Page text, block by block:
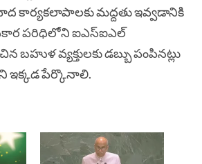
కార్యకలాపాలకు మద్దతు ఇవ్వడానికి
పరిధిలోని ఐఎస్ఐఎల్
బహుళ వ్యక్తులకు డబ్బు పంపినట్లు
ఇక్కడ పేర్కొనాలి.